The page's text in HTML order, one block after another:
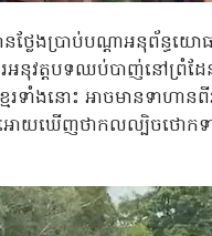
ានថ្លែងប្រាប់បណ្ដាអនុព័ន្
រអនុវត្តបទឈប់បាញ់នៅព្រំដ
ាំងនោះ អាចមានទាហានពី
អោយឃើញថាកលល្បិចថោកទា